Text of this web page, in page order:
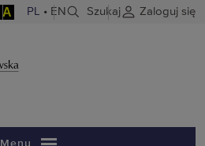
A PL • EN Szukaj Zaloguj się
Wydział
Menu